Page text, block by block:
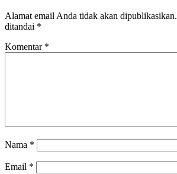
Alamat email Anda tidak akan dipublikasikan.
ditandai *
Komentar *
Nama *
Email *